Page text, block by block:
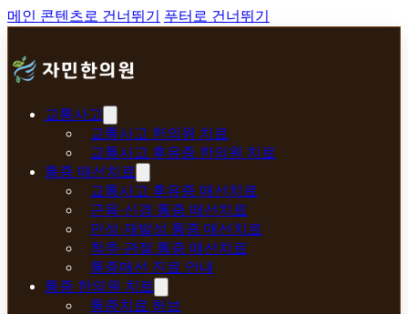
메인 콘텐츠로 건너뛰기 푸터로 건너뛰기
교통사고
교통사고 한의원 치료
교통사고 후유증 한의원 치료
통증 매선치료
교통사고 후유증 매선치료
근육·신경 통증 매선치료
만성·재발성 통증 매선치료
척추·관절 통증 매선치료
통증매선 진료 안내
통증 한의원 치료
통증치료 허브